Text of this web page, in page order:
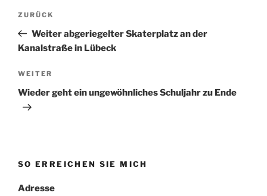
Beitragsnavigation
Vorheriger
Beitrag
ZURÜCK
Weiter abgeriegelter Skaterplatz an der
Kanalstraße in Lübeck
Nächster
Beitrag
WEITER
Wieder geht ein ungewöhnliches Schuljahr zu Ende
SO ERREICHEN SIE MICH
Adresse